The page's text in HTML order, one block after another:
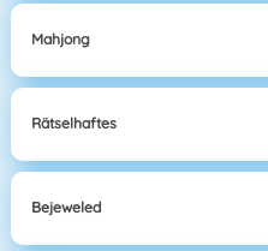
Mahjong
Rätselhaftes
Bejeweled